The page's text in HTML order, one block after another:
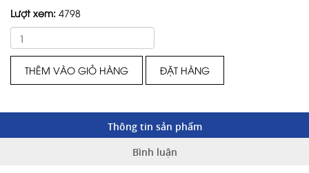
Lượt xem: 4798
THÊM VÀO GIỎ HÀNG ĐẶT HÀNG
Thông tin sản phẩm
Bình luận